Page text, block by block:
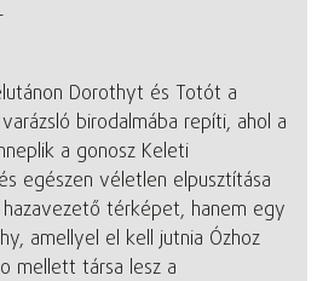
Dorothyt és Totót a
birodalmába repíti, ahol a
a gonosz Keleti
egészen véletlen elpusztítása
hazavezető térképet, hanem egy
amellyel el kell jutnia Ózhoz
mellett társa lesz a